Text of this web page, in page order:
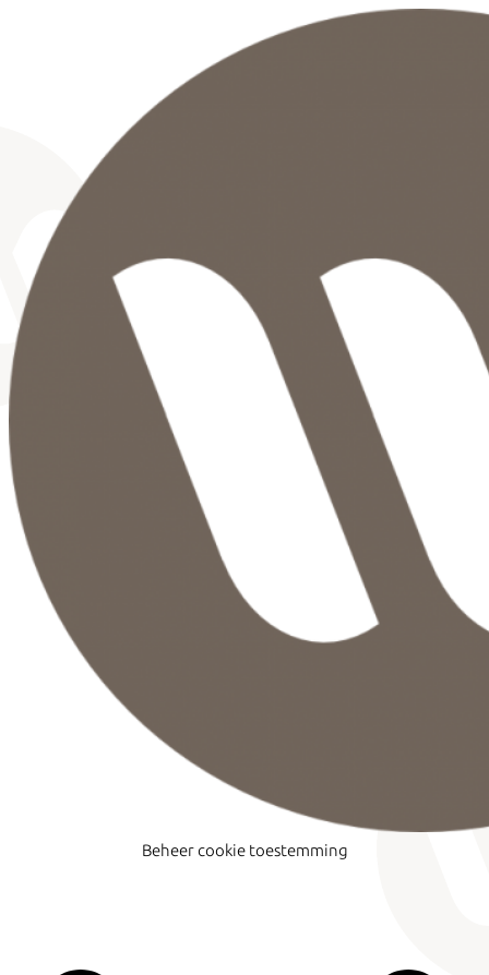
Beheer cookie toestemming